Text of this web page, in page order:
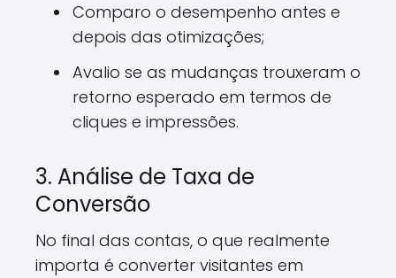
Comparo o desempenho antes e
depois das otimizações;
Avalio se as mudanças trouxeram o
retorno esperado em termos de
cliques e impressões.
3. Análise de Taxa de
Conversão
No final das contas, o que realmente
importa é converter visitantes em